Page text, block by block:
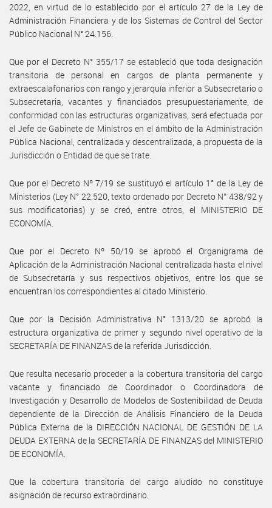
2022, en virtud de lo establecido por el artículo 27 de la Ley de
Administración Financiera y de los Sistemas de Control del Sector
Público Nacional N° 24.156.
Que por el Decreto N° 355/17 se estableció que toda designación
transitoria de personal en cargos de planta permanente y
extraescalafonarios con rango y jerarquía inferior a Subsecretario o
Subsecretaria, vacantes y financiados presupuestariamente, de
conformidad con las estructuras organizativas, será efectuada por
el Jefe de Gabinete de Ministros en el ámbito de la Administración
Pública Nacional, centralizada y descentralizada, a propuesta de la
Jurisdicción o Entidad de que se trate.
Que por el Decreto Nº 7/19 se sustituyó el artículo 1° de la Ley de
Ministerios (Ley N° 22.520, texto ordenado por Decreto N° 438/92 y
sus modificatorias) y se creó, entre otros, el MINISTERIO DE
ECONOMÍA.
Que por el Decreto Nº 50/19 se aprobó el Organigrama de
Aplicación de la Administración Nacional centralizada hasta el nivel
de Subsecretaría y sus respectivos objetivos, entre los que se
encuentran los correspondientes al citado Ministerio.
Que por la Decisión Administrativa N° 1313/20 se aprobó la
estructura organizativa de primer y segundo nivel operativo de la
SECRETARÍA DE FINANZAS de la referida Jurisdicción.
Que resulta necesario proceder a la cobertura transitoria del cargo
vacante y financiado de Coordinador o Coordinadora de
Investigación y Desarrollo de Modelos de Sostenibilidad de Deuda
dependiente de la Dirección de Análisis Financiero de la Deuda
Pública Externa de la DIRECCIÓN NACIONAL DE GESTIÓN DE LA
DEUDA EXTERNA de la SECRETARÍA DE FINANZAS del MINISTERIO
DE ECONOMÍA.
Que la cobertura transitoria del cargo aludido no constituye
asignación de recurso extraordinario.